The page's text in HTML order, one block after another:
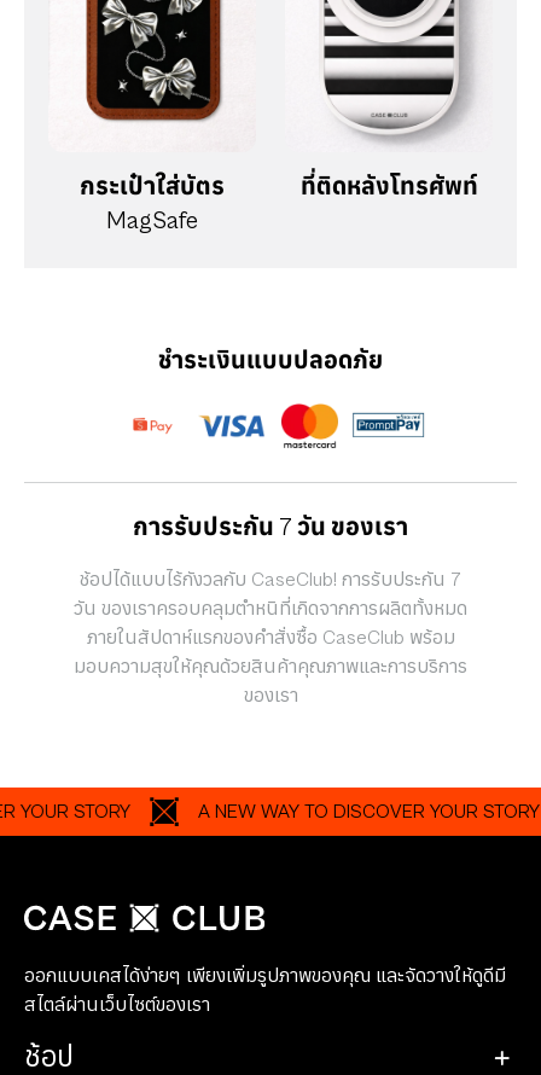
กระเป๋าใส่บัตร
MagSafe
ที่ติดหลังโทรศัพท์
ชำระเงินแบบปลอดภัย
การรับประกัน 7 วัน ของเรา
ช้อปได้แบบไร้กังวลกับ CaseClub! การรับประกัน 7
วัน ของเราครอบคลุมตำหนิที่เกิดจากการผลิตทั้งหมด
ภายในสัปดาห์แรกของคำสั่งซื้อ CaseClub พร้อม
มอบความสุขให้คุณด้วยสินค้าคุณภาพและการบริการ
ของเรา
STORY A NEW WAY TO DISCOVER YOUR STORY
ออกแบบเคสได้ง่ายๆ เพียงเพิ่มรูปภาพของคุณ และจัดวางให้ดูดีมี
สไตล์ผ่านเว็บไซต์ของเรา
ช้อป